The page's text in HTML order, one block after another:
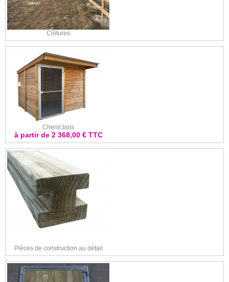
Clôtures
Chenil bois
à partir de 2 368,00 € TTC
Pièces de construction au détail